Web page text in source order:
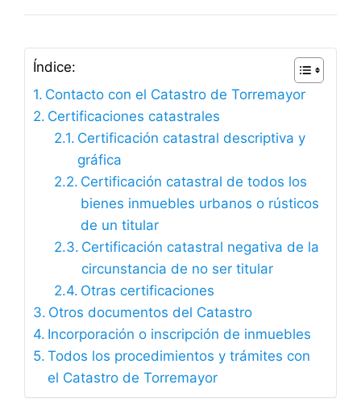
Índice:
Contacto con el Catastro de Torremayor
Certificaciones catastrales
Certificación catastral descriptiva y
gráfica
Certificación catastral de todos los
bienes inmuebles urbanos o rústicos
de un titular
Certificación catastral negativa de la
circunstancia de no ser titular
Otras certificaciones
Otros documentos del Catastro
Incorporación o inscripción de inmuebles
Todos los procedimientos y trámites con
el Catastro de Torremayor